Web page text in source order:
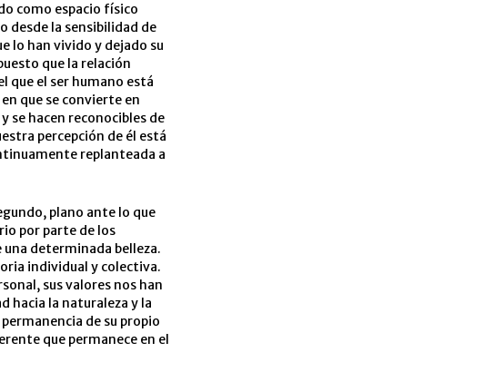
como espacio físico
desde la sensibilidad de
lo han vivido y dejado su
que la relación
que el ser humano está
que se convierte en
se hacen reconocibles de
percepción de él está
replanteada a
plano ante lo que
por parte de los
una determinada belleza.
individual y colectiva.
sus valores nos han
hacia la naturaleza y la
de su propio
que permanece en el